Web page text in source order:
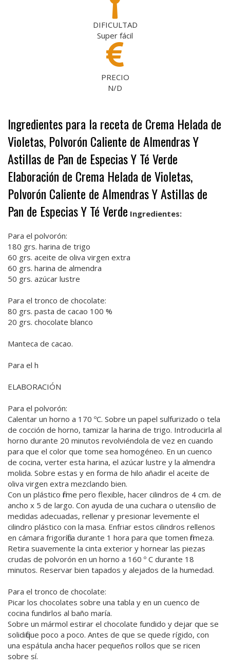
DIFICULTAD
Super fácil
PRECIO
N/D
Ingredientes para la receta de Crema Helada de
Violetas, Polvorón Caliente de Almendras Y
Astillas de Pan de Especias Y Té Verde
Elaboración de Crema Helada de Violetas,
Polvorón Caliente de Almendras Y Astillas de
Pan de Especias Y Té Verde Ingredientes:
Para el polvorón:
180 grs. harina de trigo
60 grs. aceite de oliva virgen extra
60 grs. harina de almendra
50 grs. azúcar lustre
Para el tronco de chocolate:
80 grs. pasta de cacao 100 %
20 grs. chocolate blanco
Manteca de cacao.
Para el h
ELABORACIÓN
Para el polvorón:
Calentar un horno a 170 ºC. Sobre un papel sulfurizado o tela
de cocción de horno, tamizar la harina de trigo. Introducirla al
horno durante 20 minutos revolviéndola de vez en cuando
para que el color que tome sea homogéneo. En un cuenco
de cocina, verter esta harina, el azúcar lustre y la almendra
molida. Sobre estas y en forma de hilo añadir el aceite de
oliva virgen extra mezclando bien.
Con un plástico firme pero flexible, hacer cilindros de 4 cm. de
ancho x 5 de largo. Con ayuda de una cuchara o utensilio de
medidas adecuadas, rellenar y presionar levemente el
cilindro plástico con la masa. Enfriar estos cilindros rellenos
en cámara frigorífica durante 1 hora para que tomen firmeza.
Retira suavemente la cinta exterior y hornear las piezas
crudas de polvorón en un horno a 160 º C durante 18
minutos. Reservar bien tapados y alejados de la humedad.
Para el tronco de chocolate:
Picar los chocolates sobre una tabla y en un cuenco de
cocina fundirlos al baño maría.
Sobre un mármol estirar el chocolate fundido y dejar que se
solidifique poco a poco. Antes de que se quede rígido, con
una espátula ancha hacer pequeños rollos que se ricen
sobre sí.